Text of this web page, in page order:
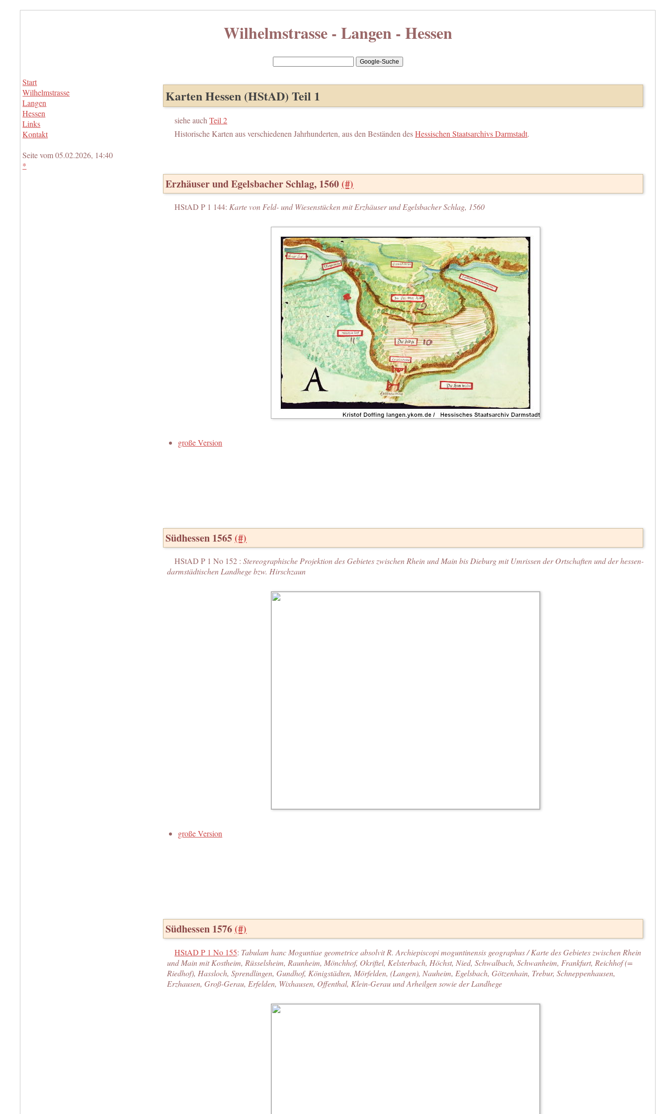
Wilhelmstrasse - Langen - Hessen
Start
Wilhelmstrasse
Langen
Hessen
Links
Kontakt
Seite vom 05.02.2026, 14:40
*
Karten Hessen (HStAD) Teil 1
siehe auchTeil 2
Historische Karten aus verschiedenen Jahrhunderten, aus den Beständen desHessischen Staatsarchivs Darmstadt.
Erzhäuser und Egelsbacher Schlag, 1560 (#)
HStAD P 1 144:Karte von Feld- und Wiesenstücken mit Erzhäuser und Egelsbacher Schlag, 1560
große Version
Südhessen 1565 (#)
HStAD P 1 No 152 :Stereographische Projektion des Gebietes zwischen Rhein und Main bis Dieburg mit Umrissen der Ortschaften und der hessen-
darmstädtischen Landhege bzw. Hirschzaun
große Version
Südhessen 1576 (#)
HStAD P 1 No 155: Tabulam hanc Moguntiae geometrice absolvit R. Archiepiscopi moguntinensis geographus / Karte des Gebietes zwischen Rhein
und Main mit Kostheim, Rüsselsheim, Raunheim, Mönchhof, Okriftel, Kelsterbach, Höchst, Nied, Schwalbach, Schwanheim, Frankfurt, Reichhof (=
Riedhof), Hassloch, Sprendlingen, Gundhof, Königstädten, Mörfelden, (Langen), Nauheim, Egelsbach, Götzenhain, Trebur, Schneppenhausen,
Erzhausen, Groß-Gerau, Erfelden, Wixhausen, Offenthal, Klein-Gerau und Arheilgen sowie der Landhege